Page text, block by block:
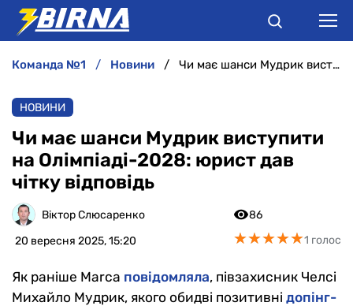
АНАЛІТИКА
ІНТЕРВ'Ю
РІЗНЕ
БУКМЕКЕРИ
команда №1 новини Чи має шанси Мудрик виступити на Олімпіаді-2028: юрист дав чітку відповідь
НОВИНИ
Чи має шанси Мудрик виступити
на Олімпіаді-2028: юрист дав
чітку відповідь
Віктор Слюсаренко
20 вересня 2025, 15:20
86
★★★★★
★★★★★1 голос
Як раніше Marca повідомляла, півзахисник Челсі
Михайло Мудрик, якого обидві позитивні допінг-